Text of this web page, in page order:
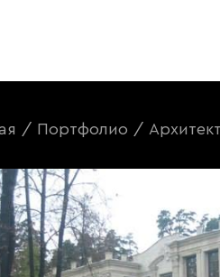
/ Портфолио /